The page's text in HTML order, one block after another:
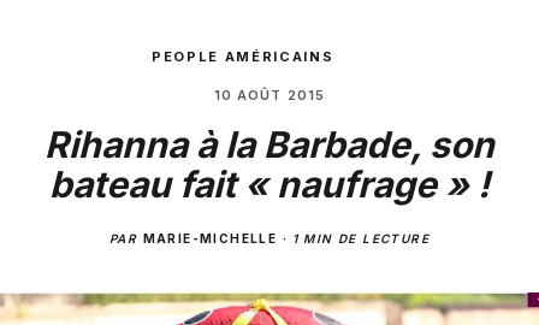
PEOPLE AMÉRICAINS
10 AOÛT 2015
Rihanna à la Barbade, son
bateau fait « naufrage » !
PAR MARIE-MICHELLE · 1 MIN DE LECTURE